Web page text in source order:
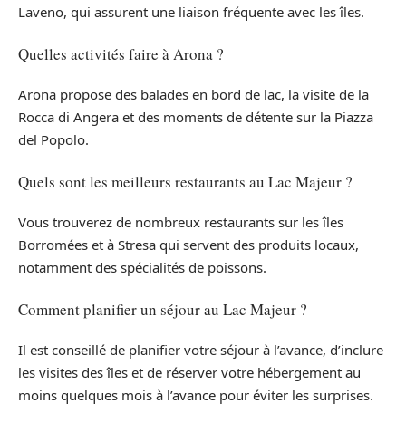
Laveno, qui assurent une liaison fréquente avec les îles.
Quelles activités faire à Arona ?
Arona propose des balades en bord de lac, la visite de la
Rocca di Angera et des moments de détente sur la Piazza
del Popolo.
Quels sont les meilleurs restaurants au Lac Majeur ?
Vous trouverez de nombreux restaurants sur les îles
Borromées et à Stresa qui servent des produits locaux,
notamment des spécialités de poissons.
Comment planifier un séjour au Lac Majeur ?
Il est conseillé de planifier votre séjour à l’avance, d’inclure
les visites des îles et de réserver votre hébergement au
moins quelques mois à l’avance pour éviter les surprises.